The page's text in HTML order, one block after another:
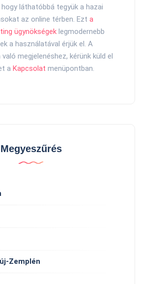
láthatóbbá tegyük a hazai
az online térben. Ezt a
ügynökségeklegmodernebb
a használatával érjük el. A
megjelenéshez, kérünk küld el
a Kapcsolat menüpontban.
Megyeszűrés
Zemplén